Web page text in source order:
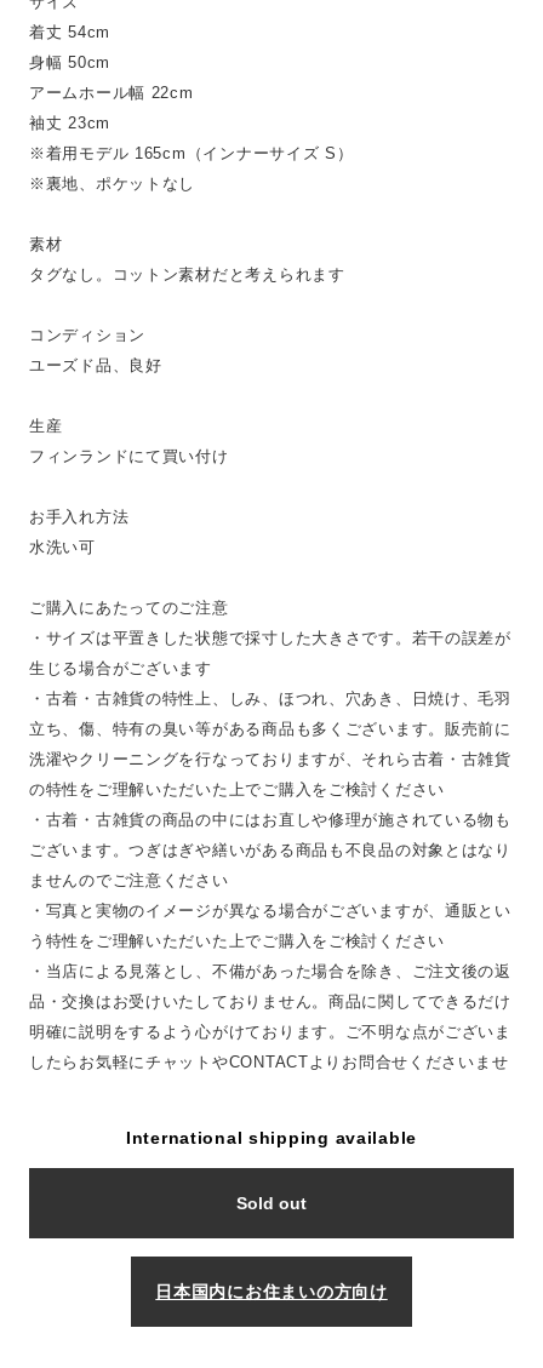
着丈 54cm
身幅 50cm
アームホール幅 22cm
袖丈 23cm
※着用モデル 165cm（インナーサイズ S）
※裏地、ポケットなし
素材
タグなし。コットン素材だと考えられます
コンディション
ユーズド品、良好
生産
フィンランドにて買い付け
お手入れ方法
水洗い可
ご購入にあたってのご注意
・サイズは平置きした状態で採寸した大きさです。若干の誤差が
生じる場合がございます
・古着・古雑貨の特性上、しみ、ほつれ、穴あき、日焼け、毛羽
立ち、傷、特有の臭い等がある商品も多くございます。販売前に
洗濯やクリーニングを行なっておりますが、それら古着・古雑貨
の特性をご理解いただいた上でご購入をご検討ください
・古着・古雑貨の商品の中にはお直しや修理が施されている物も
ございます。つぎはぎや繕いがある商品も不良品の対象とはなり
ませんのでご注意ください
・写真と実物のイメージが異なる場合がございますが、通販とい
う特性をご理解いただいた上でご購入をご検討ください
・当店による見落とし、不備があった場合を除き、ご注文後の返
品・交換はお受けいたしておりません。商品に関してできるだけ
明確に説明をするよう心がけております。ご不明な点がございま
したらお気軽にチャットやCONTACTよりお問合せくださいませ
International shipping available
Sold out
日本国内にお住まいの方向け